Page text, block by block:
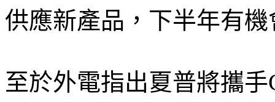
供應新產品，下半年有
至於外電指出夏普將攜手